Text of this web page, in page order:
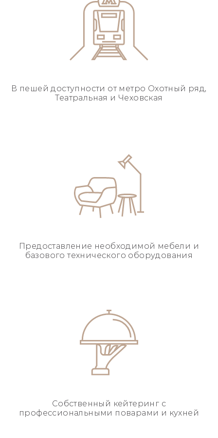
В пешей доступности от метро Охотный ряд,
Театральная и Чеховская
Предоставление необходимой мебели и
базовоготехнического оборудования
Собственный кейтеринг с
профессиональными поварами и кухней